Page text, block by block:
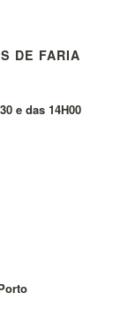
DE FARIA
e das 14H00